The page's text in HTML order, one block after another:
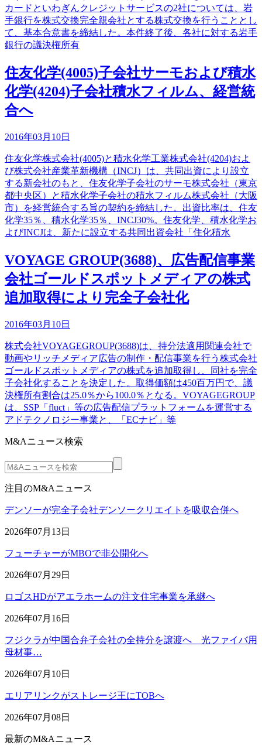
カードといわぎんクレジットサービスの2社については、岩
手銀行を株式交換完全親会社とする株式交換を行うこととし
て、基本合意書を締結した。本件終了後、各社に対する岩手
銀行の議決権所有
住友化学(4005)子会社サーモおよび積水
化学(4204)子会社積水フィルム、経営統
合へ
2016年03月10日
住友化学株式会社(4005)と積水化学工業株式会社(4204)およ
び株式会社産業革新機構（INCJ）は、共同出資により設立
する新会社のもと、住友化学子会社のサーモ株式会社（東京
都中央区）と積水化学子会社の積水フィルム株式会社（大阪
市）を経営統合する旨の契約を締結した。出資比率は、住友
化学35％、積水化学35％、INCJ30%。住友化学、積水化学お
よびINCJは、新たに設立する共同出資会社「住化積水
VOYAGE GROUP(3688)、広告配信事業
会社ゴールドスポットメディアの株式
追加取得により完全子会社化
2016年03月10日
株式会社VOYAGEGROUP(3688)は、持分法適用関連会社で
動画やリッチメディア広告の制作・配信事業を行う株式会社
ゴールドスポットメディアの株式を追加取得し、同社を完全
子会社化することを決定した。取得価額は450百万円で、議
決権所有割合は25.0％から100.0％となる。VOYAGEGROUP
は、SSP「fluct」等の広告配信プラットフォームを運営する
アドテクノロジー事業と、「ECナビ」等
M&Aニュース検索
注目のM&Aニュース
デンソーが完全子会社デンソークリエイトを吸収合併へ
2026年07月13日
フューチャーがMBOで非公開化へ
2026年07月29日
ロゴスHDがアエラホームの注文住宅事業を承継へ
2026年07月16日
フジクラが中国合弁子会社の全持分を譲渡へ 光ファイバ用
母材事…
2026年07月10日
エリアリンクがストレージ王にTOBへ
2026年07月08日
最新のM&Aニュース